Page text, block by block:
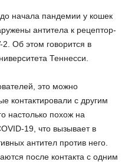
начала пандемии у кошек
антитела к рецептор-
Об этом говорится в
Теннесси.
это можно
контактировали с другим
настолько похож на
19, что вызывает в
антител против него.
после контакта с одним